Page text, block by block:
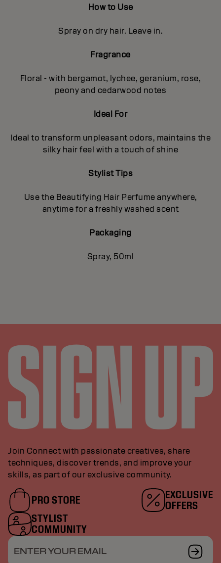
How to Use
Spray on dry hair. Leave in.
Fragrance
Floral - with bergamot, lychee, geranium, rose,
peony and cedarwood notes
Ideal For
Ideal to transform unpleasant odors, maintains the
silky hair feel with a touch of shine
Stylist Tips
Use the Beautifying Hair Perfume anywhere,
anytime for a freshly washed scent
Packaging
Spray, 50ml
Join Connect with passionate creatives, share
techniques, discover trends, and improve your
skills, as part of our exclusive community.
PRO STORE
EXCLUSIVE
OFFERS
STYLIST
COMMUNITY
ENTER YOUR EMAIL